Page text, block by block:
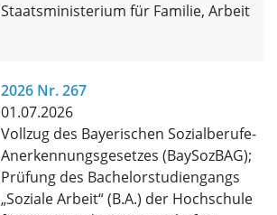
Staatsministerium für Familie, Arbeit
2026 Nr. 267
01.07.2026
Vollzug des Bayerischen Sozialberufe-
Anerkennungsgesetzes (BaySozBAG);
Prüfung des Bachelorstudiengangs
„Soziale Arbeit“ (B.A.) der Hochschule